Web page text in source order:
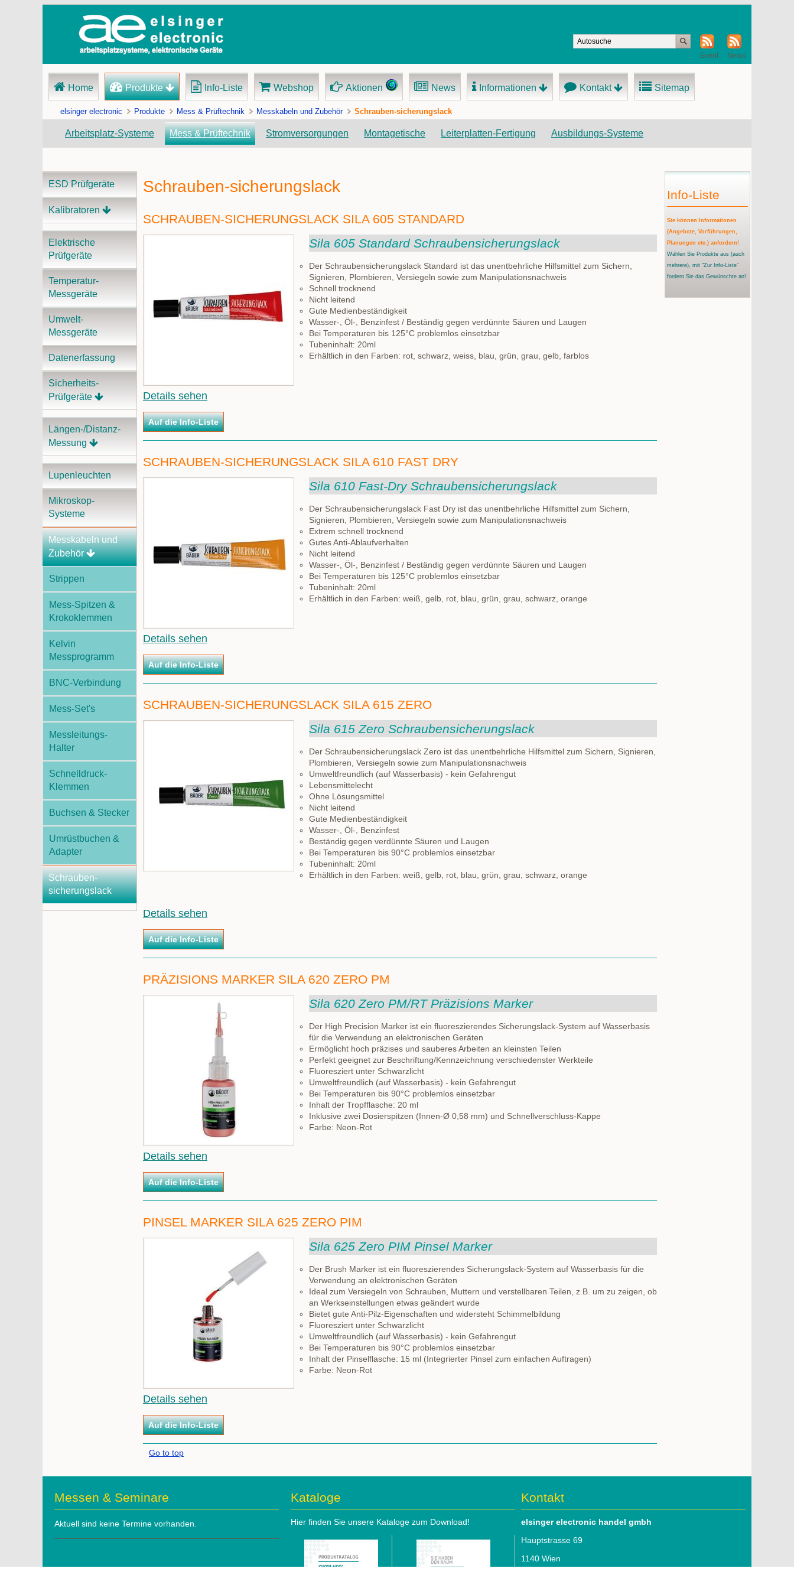
News
Event
überspringen
Home Produkte Info-Liste Webshop Aktionen News Informationen Kontakt Sitemap
elsinger electronic Produkte Mess & Prüftechnik Messkabeln und Zubehör Schrauben-sicherungslack
überspringen
Arbeitsplatz-Systeme Mess & Prüftechnik Stromversorgungen Montagetische Leiterplatten-Fertigung Ausbildungs-Systeme
Schrauben-sicherungslack
SCHRAUBEN-SICHERUNGSLACK SILA 605 STANDARD
Sila 605 Standard Schraubensicherungslack
Der Schraubensicherungslack Standard ist das unentbehrliche Hilfsmittel zum Sichern,
Signieren, Plombieren, Versiegeln sowie zum Manipulationsnachweis
Schnell trocknend
Nicht leitend
Gute Medienbeständigkeit
Wasser-, Öl-, Benzinfest / Beständig gegen verdünnte Säuren und Laugen
Bei Temperaturen bis 125°C problemlos einsetzbar
Tubeninhalt: 20ml
Erhältlich in den Farben: rot, schwarz, weiss, blau, grün, grau, gelb, farblos
Details sehen
SCHRAUBEN-SICHERUNGSLACK SILA 610 FAST DRY
Sila 610 Fast-Dry Schraubensicherungslack
Der Schraubensicherungslack Fast Dry ist das unentbehrliche Hilfsmittel zum Sichern,
Signieren, Plombieren, Versiegeln sowie zum Manipulationsnachweis
Extrem schnell trocknend
Gutes Anti-Ablaufverhalten
Nicht leitend
Wasser-, Öl-, Benzinfest / Beständig gegen verdünnte Säuren und Laugen
Bei Temperaturen bis 125°C problemlos einsetzbar
Tubeninhalt: 20ml
Erhältlich in den Farben: weiß, gelb, rot, blau, grün, grau, schwarz, orange
Details sehen
SCHRAUBEN-SICHERUNGSLACK SILA 615 ZERO
Sila 615 Zero Schraubensicherungslack
Der Schraubensicherungslack Zero ist das unentbehrliche Hilfsmittel zum Sichern, Signieren,
Plombieren, Versiegeln sowie zum Manipulationsnachweis
Umweltfreundlich (auf Wasserbasis) - kein Gefahrengut
Lebensmittelecht
Ohne Lösungsmittel
Nicht leitend
Gute Medienbeständigkeit
Wasser-, Öl-, Benzinfest
Beständig gegen verdünnte Säuren und Laugen
Bei Temperaturen bis 90°C problemlos einsetzbar
Tubeninhalt: 20ml
Erhältlich in den Farben: weiß, gelb, rot, blau, grün, grau, schwarz, orange
Details sehen
PRÄZISIONS MARKER SILA 620 ZERO PM
Sila 620 Zero PM/RT Präzisions Marker
Der High Precision Marker ist ein fluoreszierendes Sicherungslack-System auf Wasserbasis
für die Verwendung an elektronischen Geräten
Ermöglicht hoch präzises und sauberes Arbeiten an kleinsten Teilen
Perfekt geeignet zur Beschriftung/Kennzeichnung verschiedenster Werkteile
Fluoresziert unter Schwarzlicht
Umweltfreundlich (auf Wasserbasis) - kein Gefahrengut
Bei Temperaturen bis 90°C problemlos einsetzbar
Inhalt der Tropfflasche: 20 ml
Inklusive zwei Dosierspitzen (Innen-Ø 0,58 mm) und Schnellverschluss-Kappe
Farbe: Neon-Rot
Details sehen
PINSEL MARKER SILA 625 ZERO PIM
Sila 625 Zero PIM Pinsel Marker
Der Brush Marker ist ein fluoreszierendes Sicherungslack-System auf Wasserbasis für die
Verwendung an elektronischen Geräten
Ideal zum Versiegeln von Schrauben, Muttern und verstellbaren Teilen, z.B. um zu zeigen, ob
an Werkseinstellungen etwas geändert wurde
Bietet gute Anti-Pilz-Eigenschaften und widersteht Schimmelbildung
Fluoresziert unter Schwarzlicht
Umweltfreundlich (auf Wasserbasis) - kein Gefahrengut
Bei Temperaturen bis 90°C problemlos einsetzbar
Inhalt der Pinselflasche: 15 ml (Integrierter Pinsel zum einfachen Auftragen)
Farbe: Neon-Rot
Details sehen
Go to top
Navigation
überspringen
ESD Prüfgeräte
Kalibratoren
Elektrische
Prüfgeräte
Temperatur-
Messgeräte
Umwelt-
Messgeräte
Datenerfassung
Sicherheits-
Prüfgeräte
Längen-/Distanz-
Messung
Lupenleuchten
Mikroskop-
Systeme
Messkabeln und
Zubehör
Strippen
Mess-Spitzen &
Krokoklemmen
Kelvin
Messprogramm
BNC-Verbindung
Mess-Set's
Messleitungs-
Halter
Schnelldruck-
Klemmen
Buchsen & Stecker
Umrüstbuchen &
Adapter
Schrauben-
sicherungslack
Info-Liste
Sie können Informationen
(Angebote, Vorführungen,
Planungen etc.) anfordern!
Wählen Sie Produkte aus (auch
mehrere), mit "Zur Info-Liste"
fordern Sie das Gewünschte an!
Messen & Seminare
Aktuell sind keine Termine vorhanden.
Kataloge
Hier finden Sie unsere Kataloge zum Download!
Kontakt
elsinger electronic handel gmbh
Hauptstrasse 69
1140 Wien